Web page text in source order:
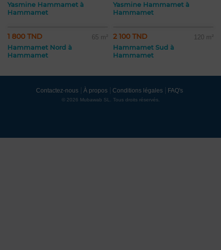
Yasmine Hammamet à
Hammamet
Yasmine Hammamet à
Hammamet
1 800 TND 65 m²
Hammamet Nord à
Hammamet
2 100 TND 120 m²
Hammamet Sud à
Hammamet
Contactez-nous À propos Conditions légales FAQ's
© 2026 Mubawab SL. Tous droits réservés.